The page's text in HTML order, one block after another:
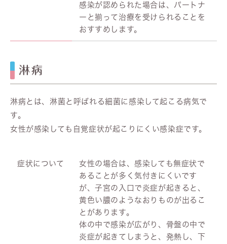
感染が認められた場合は、パートナ
ーと揃って治療を受けられることを
おすすめします。
淋病
淋病とは、淋菌と呼ばれる細菌に感染して起こる病気で
す。
女性が感染しても自覚症状が起こりにくい感染症です。
症状について
女性の場合は、感染しても無症状で
あることが多く気付きにくいです
が、子宮の入口で炎症が起きると、
黄色い膿のようなおりものが出るこ
とがあります。
体の中で感染が広がり、骨盤の中で
炎症が起きてしまうと、発熱し、下